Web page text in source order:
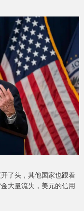
了头，其他国家也跟着
大量流失，美元的信用